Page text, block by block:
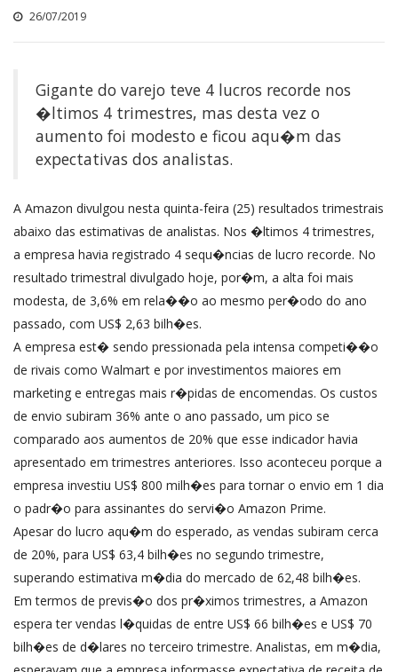
26/07/2019
Gigante do varejo teve 4 lucros recorde nos
�ltimos 4 trimestres, mas desta vez o
aumento foi modesto e ficou aqu�m das
expectativas dos analistas.
A Amazon divulgou nesta quinta-feira (25) resultados trimestrais
abaixo das estimativas de analistas. Nos �ltimos 4 trimestres,
a empresa havia registrado 4 sequ�ncias de lucro recorde. No
resultado trimestral divulgado hoje, por�m, a alta foi mais
modesta, de 3,6% em rela��o ao mesmo per�odo do ano
passado, com US$ 2,63 bilh�es.
A empresa est� sendo pressionada pela intensa competi��o
de rivais como Walmart e por investimentos maiores em
marketing e entregas mais r�pidas de encomendas. Os custos
de envio subiram 36% ante o ano passado, um pico se
comparado aos aumentos de 20% que esse indicador havia
apresentado em trimestres anteriores. Isso aconteceu porque a
empresa investiu US$ 800 milh�es para tornar o envio em 1 dia
o padr�o para assinantes do servi�o Amazon Prime.
Apesar do lucro aqu�m do esperado, as vendas subiram cerca
de 20%, para US$ 63,4 bilh�es no segundo trimestre,
superando estimativa m�dia do mercado de 62,48 bilh�es.
Em termos de previs�o dos pr�ximos trimestres, a Amazon
espera ter vendas l�quidas de entre US$ 66 bilh�es e US$ 70
bilh�es de d�lares no terceiro trimestre. Analistas, em m�dia,